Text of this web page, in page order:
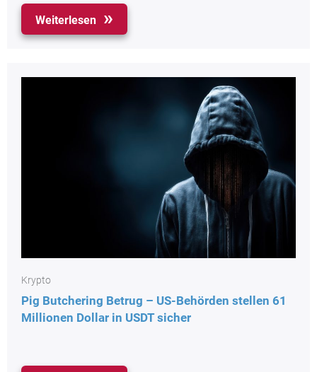
Weiterlesen
Krypto
Pig Butchering Betrug – US-Behörden stellen 61
Millionen Dollar in USDT sicher